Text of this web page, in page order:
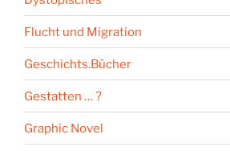
Flucht und Migration
Geschichts.Bücher
Gestatten … ?
Graphic Novel